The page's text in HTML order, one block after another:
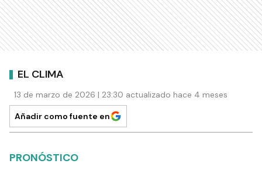
EL CLIMA
13 de marzo de 2026 | 23:30 actualizado hace 4 meses
Añadir como fuente en
PRONÓSTICO